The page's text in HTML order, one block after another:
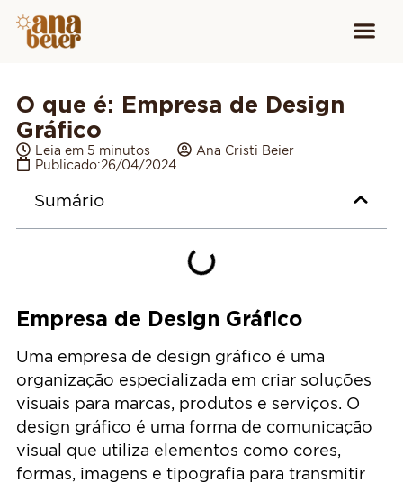
O que é: Empresa de Design
Gráfico
Leia em 5 minutos
Ana Cristi Beier
Publicado:26/04/2024
Sumário
Empresa de Design Gráfico
Uma empresa de design gráfico é uma
organização especializada em criar soluções
visuais para marcas, produtos e serviços. O
design gráfico é uma forma de comunicação
visual que utiliza elementos como cores,
formas, imagens e tipografia para transmitir